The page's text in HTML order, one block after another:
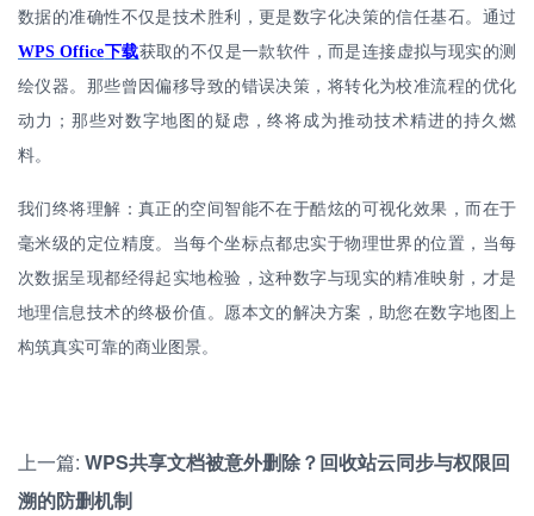
数据的准确性不仅是技术胜利，更是数字化决策的信任基石。通过
WPS Office下载获取的不仅是一款软件，而是连接虚拟与现实的测
绘仪器。那些曾因偏移导致的错误决策，将转化为校准流程的优化
动力；那些对数字地图的疑虑，终将成为推动技术精进的持久燃
料。
我们终将理解：真正的空间智能不在于酷炫的可视化效果，而在于
毫米级的定位精度。当每个坐标点都忠实于物理世界的位置，当每
次数据呈现都经得起实地检验，这种数字与现实的精准映射，才是
地理信息技术的终极价值。愿本文的解决方案，助您在数字地图上
构筑真实可靠的商业图景。
上一篇: WPS共享文档被意外删除？回收站云同步与权限回
溯的防删机制